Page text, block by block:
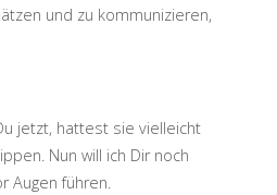
und zu kommunizieren,
jetzt, hattest sie vielleicht
Nun will ich Dir noch
Augen führen.